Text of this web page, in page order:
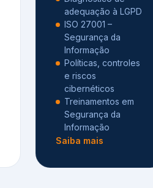
adequação à LGPD
ISO 27001 –
Segurança da
Informação
Políticas, controles
e riscos
cibernéticos
Treinamentos em
Segurança da
Informação
Saiba mais